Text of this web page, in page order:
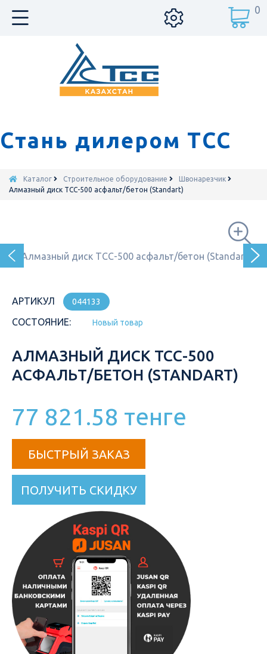
Стань дилером ТСС
0
Каталог Строительное оборудование
Швонарезчик
Алмазный диск ТСС-500 асфальт/бетон (Standart)
АРТИКУЛ 044133
СОСТОЯНИЕ: Новый товар
АЛМАЗНЫЙ ДИСК ТСС-500
АСФАЛЬТ/БЕТОН (STANDART)
77 821.58 тенге
БЫСТРЫЙ ЗАКАЗ
ПОЛУЧИТЬ СКИДКУ